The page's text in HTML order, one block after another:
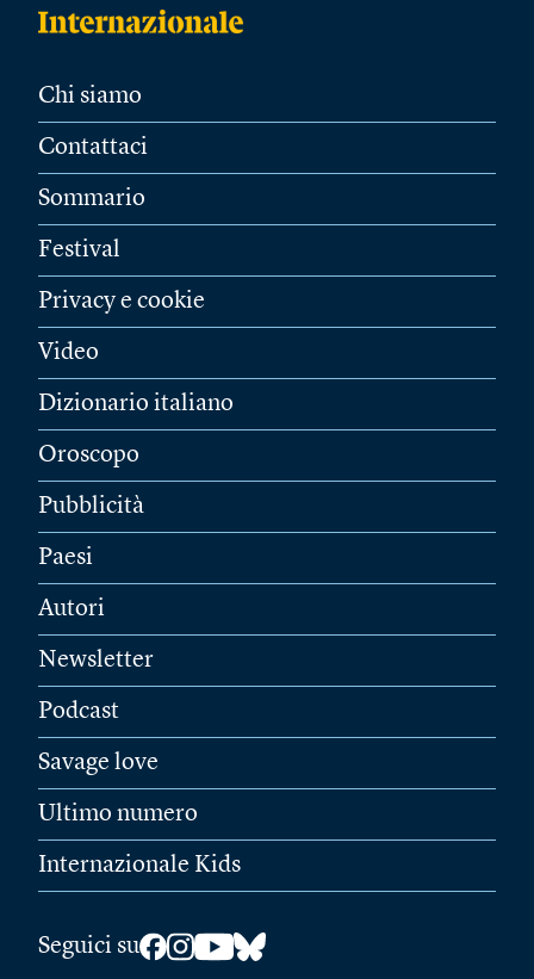
Chi siamo
Contattaci
Sommario
Festival
Privacy e cookie
Video
Dizionario italiano
Oroscopo
Pubblicità
Paesi
Autori
Newsletter
Podcast
Savage love
Ultimo numero
Internazionale Kids
Seguici su